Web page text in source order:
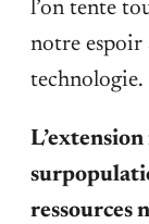
l’on tente
notre espoir
technologie.
ressources